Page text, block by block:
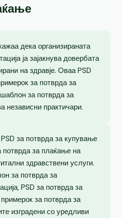
дека организираната
ја зајакнува довербата
на здравје. Оваа PSD
за потврда за
за потврда за
независни практичари.
за потврда за купување
потврда за плаќање на
здравствени услуги.
за потврда за
PSD за потврда за
за потврда за
изградени со уредливи